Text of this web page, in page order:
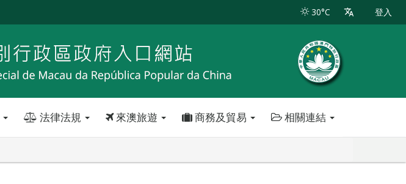
30°C 登入
法律法規 來澳旅遊 商務及貿易 相關連結